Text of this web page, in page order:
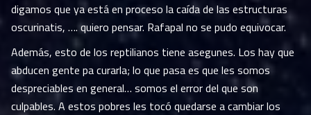
digamos que ya está en proceso la caída de las estructuras
oscurinatis, …. quiero pensar. Rafapal no se pudo equivocar.
Además, esto de los reptilianos tiene asegunes. Los hay que
abducen gente pa curarla; lo que pasa es que les somos
despreciables en general… somos el error del que son
culpables. A estos pobres les tocó quedarse a cambiar los